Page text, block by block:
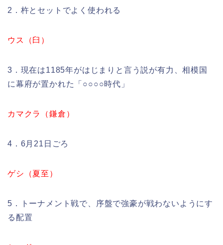
2．杵とセットでよく使われる
ウス（臼）
3．現在は1185年がはじまりと言う説が有力、相模国
に幕府が置かれた「○○○○時代」
カマクラ（鎌倉）
4．6月21日ごろ
ゲシ（夏至）
5．トーナメント戦で、序盤で強豪が戦わないようにす
る配置